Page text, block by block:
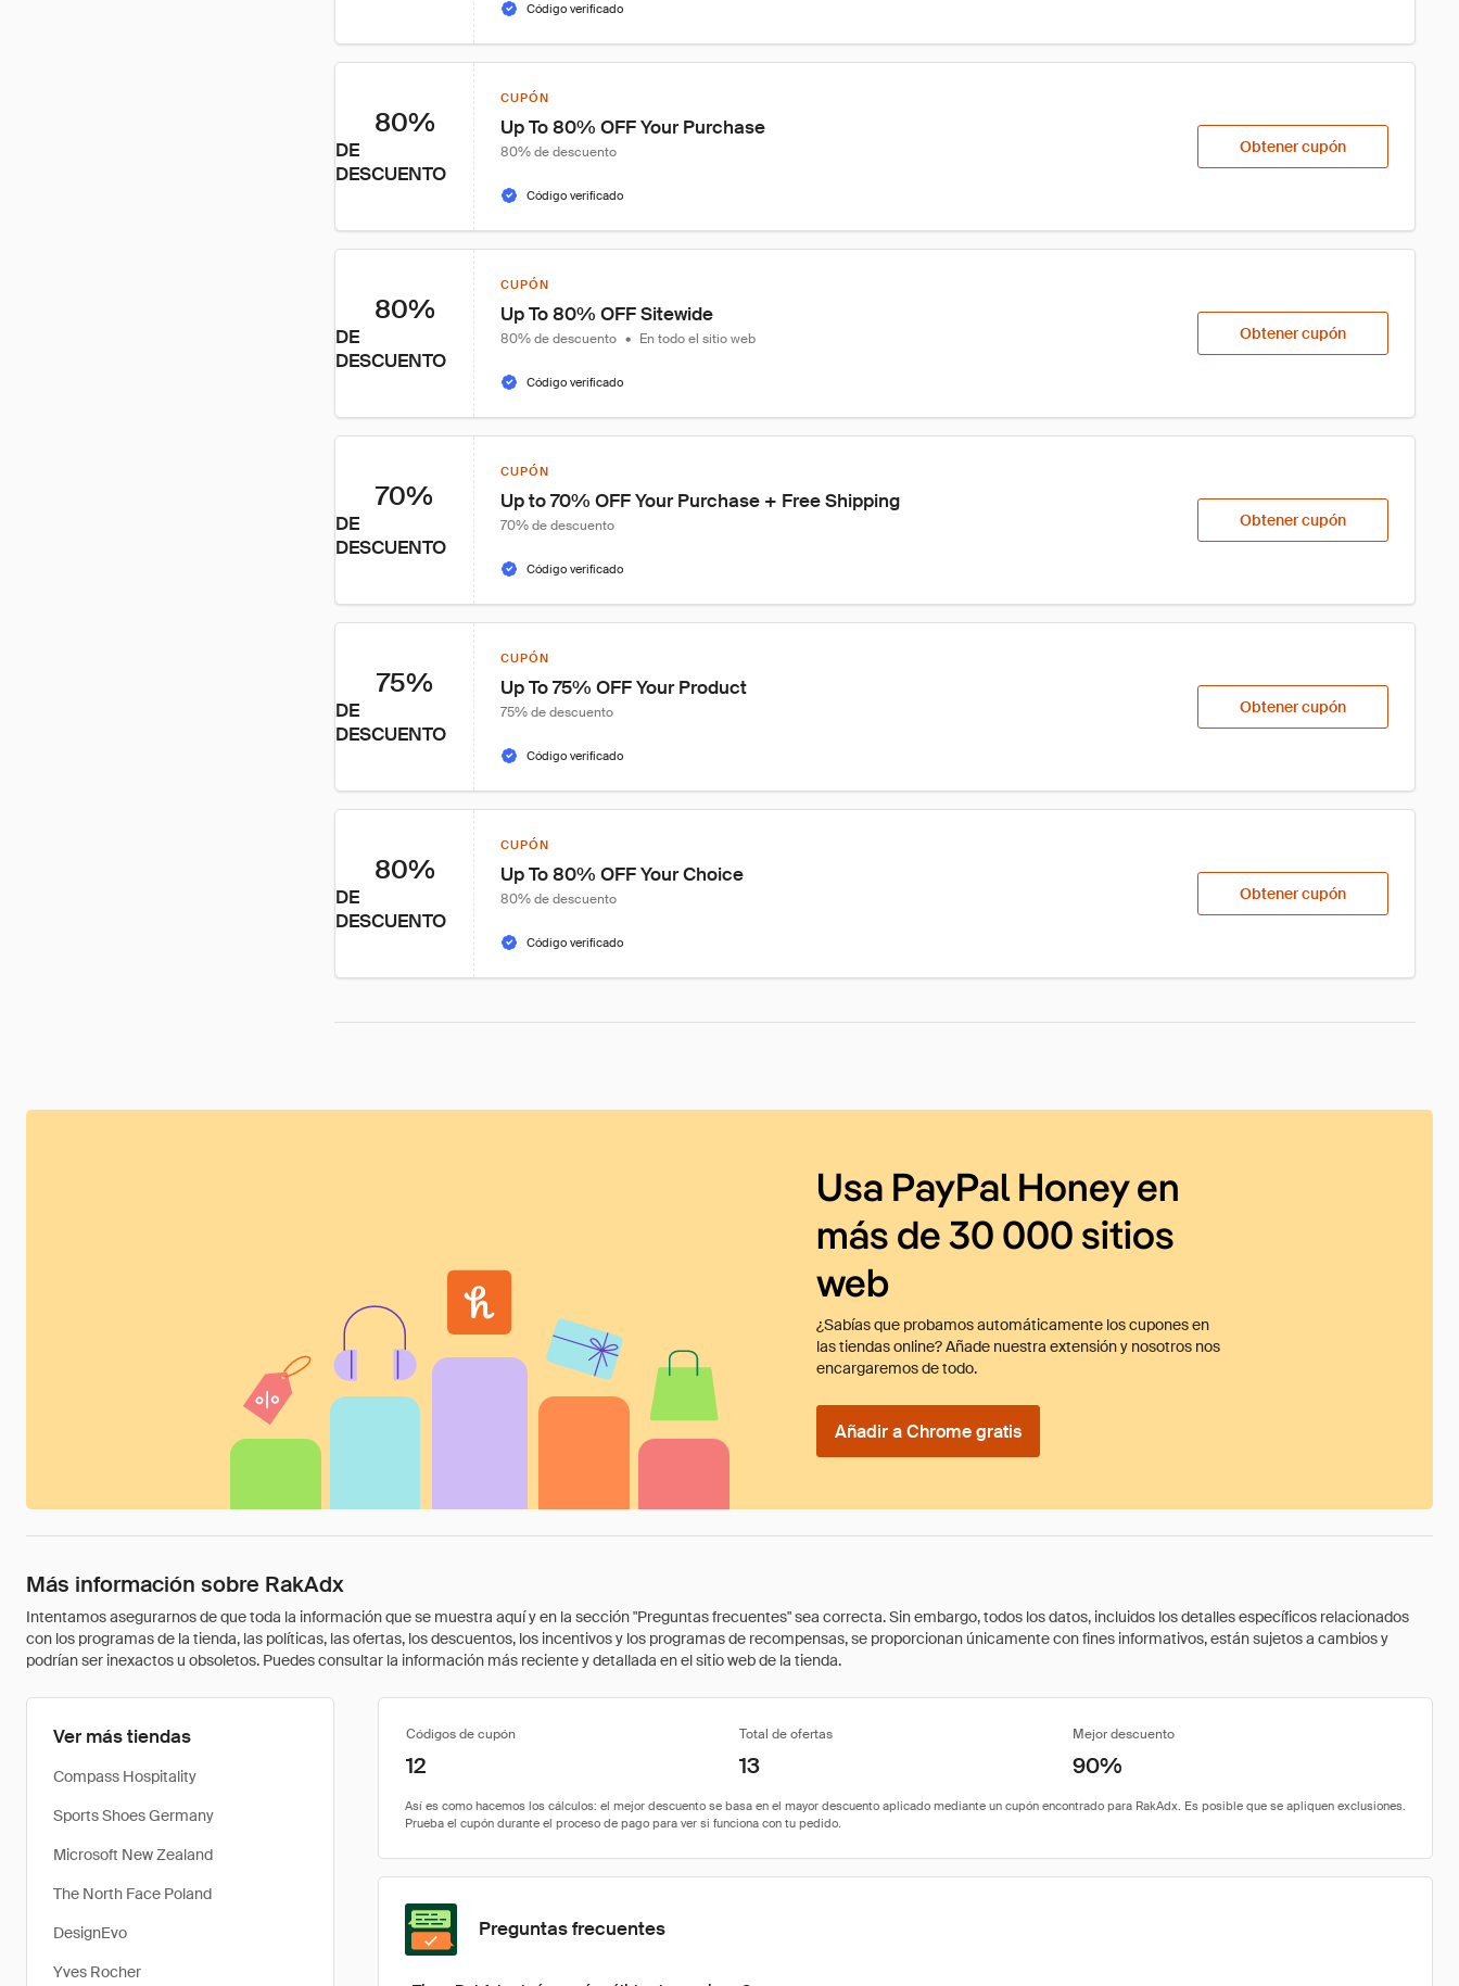
Código verificado
80%
DE
DESCUENTO
CUPÓN
Up To 80% OFF Your Purchase
80% de descuento
Código verificado
Obtener cupón
80%
DE
DESCUENTO
CUPÓN
Up To 80% OFF Sitewide
80% de descuento • En todo el sitio web
Código verificado
Obtener cupón
70%
DE
DESCUENTO
CUPÓN
Up to 70% OFF Your Purchase + Free Shipping
70% de descuento
Código verificado
Obtener cupón
75%
DE
DESCUENTO
CUPÓN
Up To 75% OFF Your Product
75% de descuento
Código verificado
Obtener cupón
80%
DE
DESCUENTO
CUPÓN
Up To 80% OFF Your Choice
80% de descuento
Código verificado
Obtener cupón
Usa PayPal Honey en
más de 30 000 sitios
web
¿Sabías que probamos automáticamente los cupones en
las tiendas online? Añade nuestra extensión y nosotros nos
encargaremos de todo.
Añadir a Chrome gratis
Más información sobre RakAdx
Intentamos asegurarnos de que toda la información que se muestra aquí y en la sección "Preguntas frecuentes" sea correcta. Sin embargo, todos los datos, incluidos los detalles específicos relacionados
con los programas de la tienda, las políticas, las ofertas, los descuentos, los incentivos y los programas de recompensas, se proporcionan únicamente con fines informativos, están sujetos a cambios y
podrían ser inexactos u obsoletos. Puedes consultar la información más reciente y detallada en el sitio web de la tienda.
Ver más tiendas
Compass Hospitality
Sports Shoes Germany
Microsoft New Zealand
The North Face Poland
DesignEvo
Yves Rocher
Códigos de cupón Total de ofertas Mejor descuento
12 13 90%
Preguntas frecuentes